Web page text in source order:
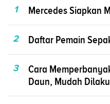
1
Mercedes Siapkan
2 Daftar Pemain
3
Cara
Daun, Mudah